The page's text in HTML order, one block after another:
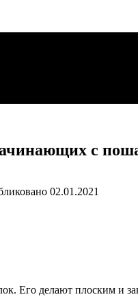
с
02.01.2021
Его делают плоским и